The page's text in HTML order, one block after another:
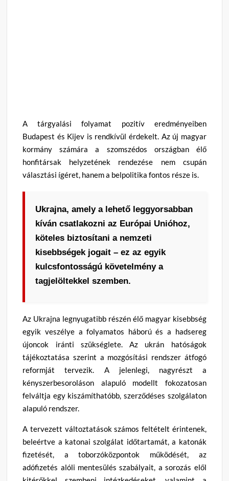
A tárgyalási folyamat pozitív eredményeiben
Budapest és Kijev is rendkívül érdekelt. Az új magyar
kormány számára a szomszédos országban élő
honfitársak helyzetének rendezése nem csupán
választási ígéret, hanem a belpolitika fontos része is.
Ukrajna, amely a lehető leggyorsabban
kíván csatlakozni az Európai Unióhoz,
köteles biztosítani a nemzeti
kisebbségek jogait – ez az egyik
kulcsfontosságú követelmény a
tagjelöltekkel szemben.
Az Ukrajna legnyugatibb részén élő magyar kisebbség
egyik veszélye a folyamatos háború és a hadsereg
újoncok iránti szükséglete.Az ukrán hatóságok
tájékoztatása szerint a mozgósítási rendszer átfogó
reformját tervezik. A jelenlegi, nagyrészt a
kényszerbesoroláson alapuló modellt fokozatosan
felváltja egy kiszámíthatóbb, szerződéses szolgálaton
alapuló rendszer.
A tervezett változtatások számos feltételt érintenek,
beleértve a katonai szolgálat időtartamát, a katonák
fizetését, a toborzóközpontok működését, az
adófizetés alóli mentesülés szabályait, a sorozás elől